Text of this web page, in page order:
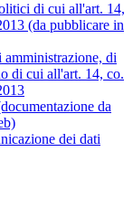
di cui all'art. 14,
(da pubblicare in
di
di cui all'art. 14, co.
da
dei dati